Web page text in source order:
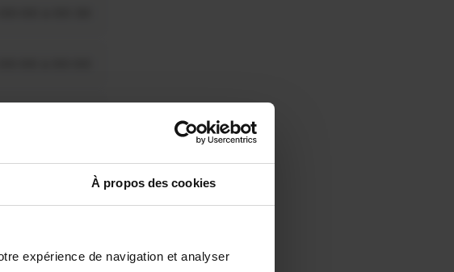
À propos des cookies
expérience de navigation et analyser
à 00:00